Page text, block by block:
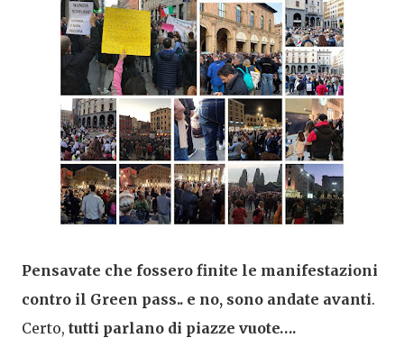
Pensavate che fossero finite le manifestazioni
contro il Green pass.. e no, sono andate avanti.
Certo, tutti parlano di piazze vuote….